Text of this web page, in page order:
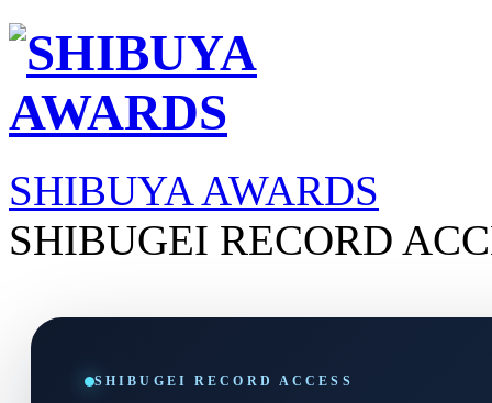
SHIBUYA AWARDS
SHIBUGEI RECORD
SHIBUGEI RECORD ACCESS